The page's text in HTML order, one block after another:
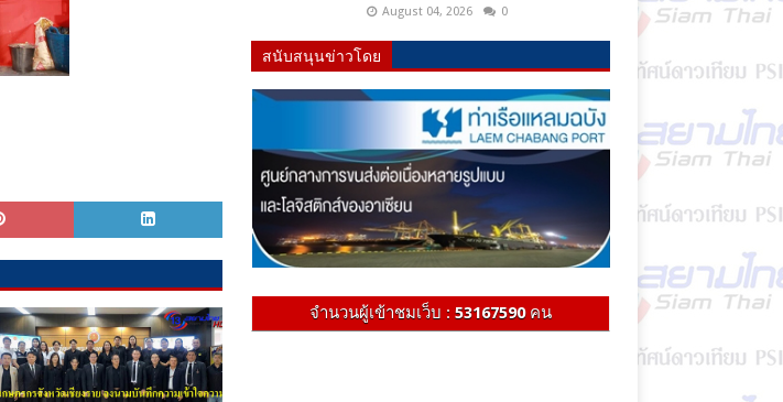
August 04, 2026 0
สนับสนุนข่าวโดย
จำนวนผู้เข้าชมเว็บ : 53167590คน